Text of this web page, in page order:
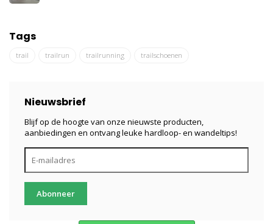
Tags
trail trailrun trailrunning trailschoenen
Nieuwsbrief
Blijf op de hoogte van onze nieuwste producten,
aanbiedingen en ontvang leuke hardloop- en wandeltips!
Abonneer